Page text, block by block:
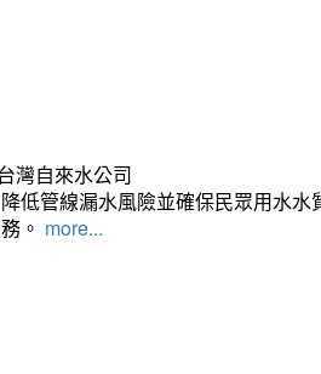
灣自來水公司
低管線漏水風險並確保民眾用水
。 more...